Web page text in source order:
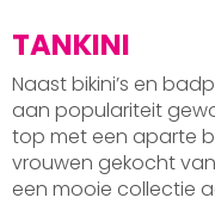
TANKINI
Naast bikini’s en
aan populariteit
top met een aparte
vrouwen gekocht
een mooie collectie